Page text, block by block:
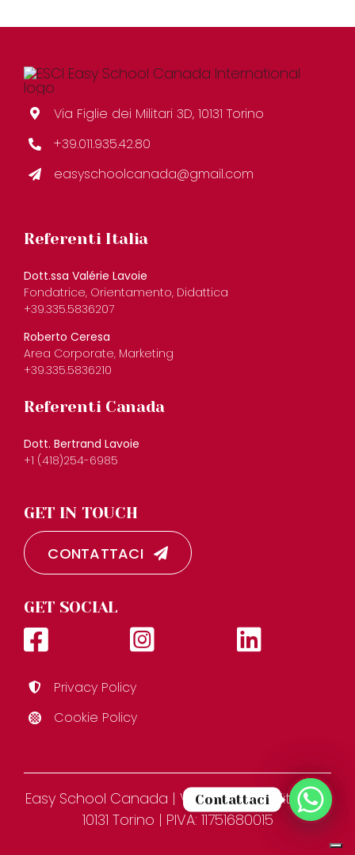
Via Figlie dei Militari 3D, 10131 Torino
+39.011.935.42.80
easyschoolcanada@gmail.com
Referenti Italia
Dott.ssa Valérie Lavoie
Fondatrice, Orientamento, Didattica
+39.335.5836207
Roberto Ceresa
Area Corporate, Marketing
+39.335.5836210
Referenti Canada
Dott. Bertrand Lavoie
+1 (418)254-6985
GET IN TOUCH
CONTATTACI
GET SOCIAL
Privacy Policy
Cookie Policy
Easy School Canada | Via Figlie dei Militari 3D,
10131 Torino | PIVA: 11751680015
Contattaci